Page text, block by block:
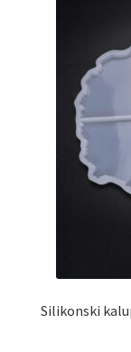
Silikonski